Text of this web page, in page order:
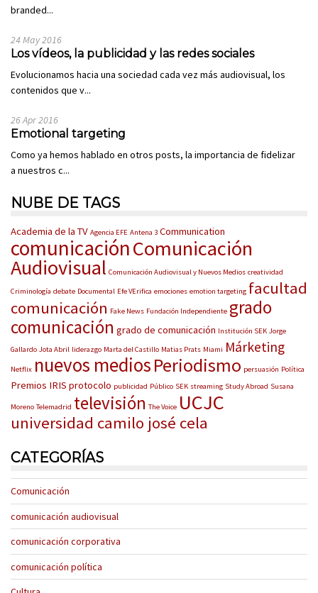
branded...
24 May 2016
Los vídeos, la publicidad y las redes sociales
Evolucionamos hacia una sociedad cada vez más audiovisual, los
contenidos que v...
26 Apr 2016
Emotional targeting
Como ya hemos hablado en otros posts, la importancia de fidelizar
a nuestros c...
NUBE DE TAGS
Academia de la TV Agencia EFE Antena 3 Communication
comunicaciónComunicación
Audiovisual Comunicación Audiovisual y Nuevos Medios creatividad
Criminología debate Documental Efe VErifica emociones emotion targeting facultad
comunicación Fake News Fundación Independiente grado
comunicación grado de comunicación Institución SEK Jorge
Gallardo Jota Abril liderazgo Marta del Castillo Matias Prats Miami Márketing
Netflix nuevos mediosPeriodismo persuasión Política
Premios IRIS protocolo publicidad Público SEK streaming Study Abroad Susana
Moreno Telemadrid televisión The Voice UCJC
universidad camilo josé cela
CATEGORÍAS
Comunicación
comunicación audiovisual
comunicación corporativa
comunicación política